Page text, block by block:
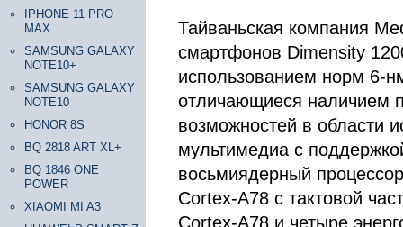
IPHONE 11 PRO
MAX
SAMSUNG GALAXY
NOTE10+
SAMSUNG GALAXY
NOTE10
HONOR 8S
BQ 2818 ART XL+
BQ 1846 ONE
POWER
XIAOMI MI A3
Тайваньская компания
смартфонов Dimensity
использованием норм 6-
отличающиеся наличием
возможностей в области
мультимедиа с
восьмиядерный
Cortex-A78 с тактовой
Cortex-A78 и четыре